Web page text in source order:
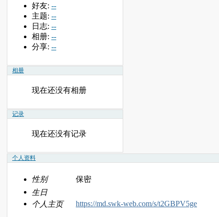
好友: --
主题: --
日志: --
相册: --
分享: --
相册
现在还没有相册
记录
现在还没有记录
个人资料
性别
保密
生日
个人主页
https://md.swk-web.com/s/t2GBPV5ge